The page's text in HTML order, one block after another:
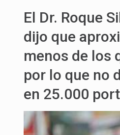
El Dr. Roque
dijo que
menos de los
por lo que no
en 25.000